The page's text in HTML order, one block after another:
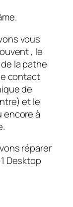
vous
, le
la pathe
contact
de
et le
encore à
réparer
Desktop